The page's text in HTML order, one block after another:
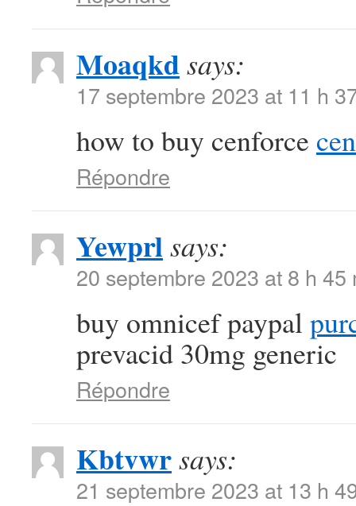
Moaqkdsays:
17 septembre 2023 at 11 h
how to buy cenforce
Répondre
Yewprlsays:
20 septembre 2023 at 8 h 45
buy omnicef paypal
prevacid 30mg generic
Répondre
Kbtvwrsays:
21 septembre 2023 at 13 h